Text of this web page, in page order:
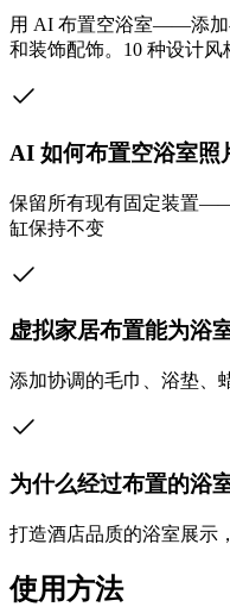
用 AI 布置空浴室——添加
和装饰配饰。10 种设计风
AI 如何布置空浴室照
保留所有现有固定装置
缸保持不变
虚拟家居布置能为浴
添加协调的毛巾、浴垫、
为什么经过布置的浴
打造酒店品质的浴室展示
使用方法